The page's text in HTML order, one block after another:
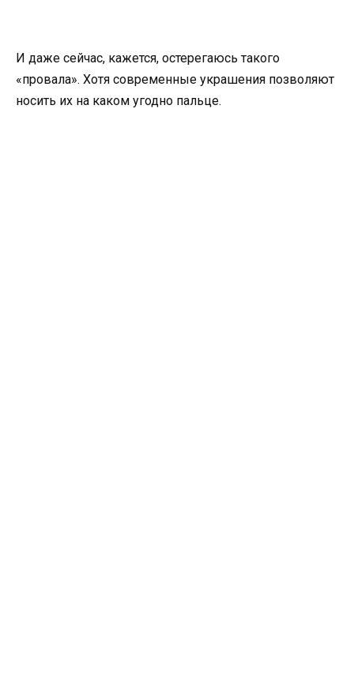
И даже сейчас, кажется, остерегаюсь такого
«провала». Хотя современные украшения позволяют
носить их на каком угодно пальце.